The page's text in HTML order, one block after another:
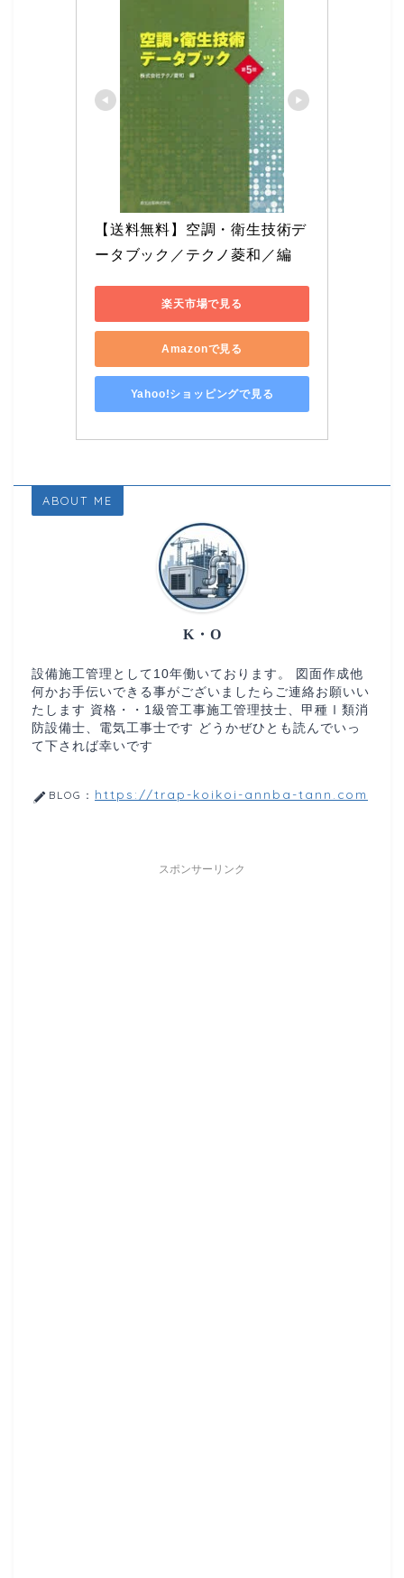
【送料無料】空調・衛生技術デ
ータブック／テクノ菱和／編
楽天市場で見る
Amazonで見る
Yahoo!ショッピングで見る
ABOUT ME
K・O
設備施工管理として10年働いております。 図面作成他
何かお手伝いできる事がございましたらご連絡お願いい
たします 資格・・1級管工事施工管理技士、甲種Ⅰ類消
防設備士、電気工事士です どうかぜひとも読んでいっ
て下されば幸いです
BLOG： https://trap-koikoi-annba-tann.com
スポンサーリンク